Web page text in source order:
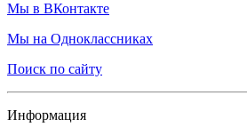
Мы в ВКонтакте
Мы на Одноклассниках
Поиск по сайту
Информация